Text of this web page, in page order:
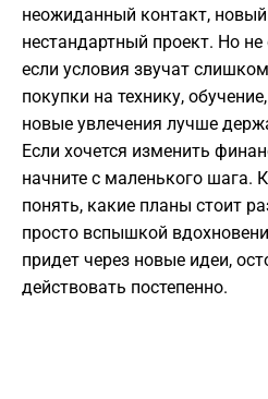
неожиданный контакт,
нестандартный проект. Но не
если условия звучат
покупки на технику,
новые увлечения лучше
Если хочется изменить
начните с маленького
понять, какие планы стоит
просто вспышкой
придет через новые идеи,
действовать постепенно.